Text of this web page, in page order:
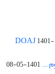
1401-
1401-05-08